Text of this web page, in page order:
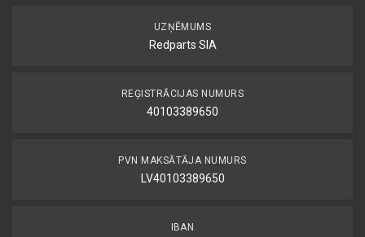
UZŅĒMUMS
Redparts SIA
REĢISTRĀCIJAS NUMURS
40103389650
PVN MAKSĀTĀJA NUMURS
LV40103389650
IBAN